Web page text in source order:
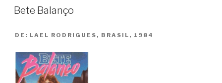
Bete Balanço
DE: LAEL RODRIGUES, BRASIL, 1984